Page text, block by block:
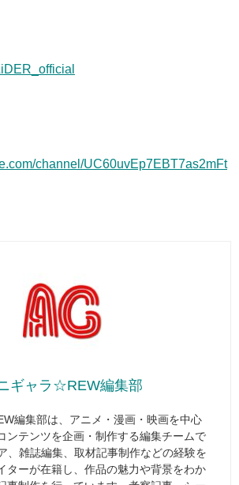
channel/UC60uvEp7EBT7as2mFt
ギャラ☆REW編集部
編集部は、アニメ・漫画・映画を中心
ンテンツを企画・制作する編集チームで
、雑誌編集、取材記事制作などの経験を
ターが在籍し、作品の魅力や背景をわか